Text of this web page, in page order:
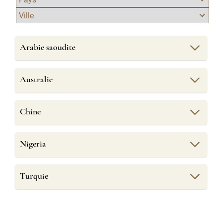
Arabie saoudite
Australie
Chine
Nigeria
Turquie